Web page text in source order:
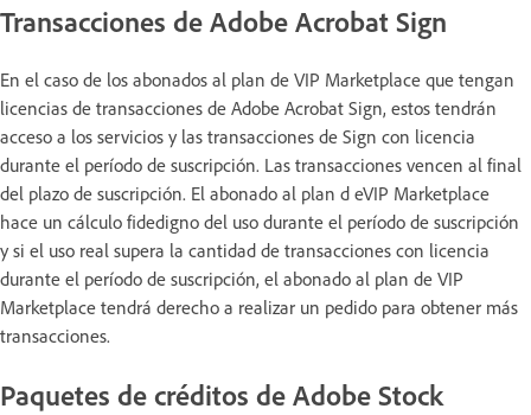
Transacciones de Adobe Acrobat Sign
En el caso de los abonados al plan de VIP Marketplace que tengan
licencias de transacciones de Adobe Acrobat Sign, estos tendrán
acceso a los servicios y las transacciones de Sign con licencia
durante el período de suscripción. Las transacciones vencen al final
del plazo de suscripción. El abonado al plan d eVIP Marketplace
hace un cálculo fidedigno del uso durante el período de suscripción
y si el uso real supera la cantidad de transacciones con licencia
durante el período de suscripción, el abonado al plan de VIP
Marketplace tendrá derecho a realizar un pedido para obtener más
transacciones.
Paquetes de créditos de Adobe Stock